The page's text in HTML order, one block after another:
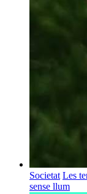
Societat Les
sense llum